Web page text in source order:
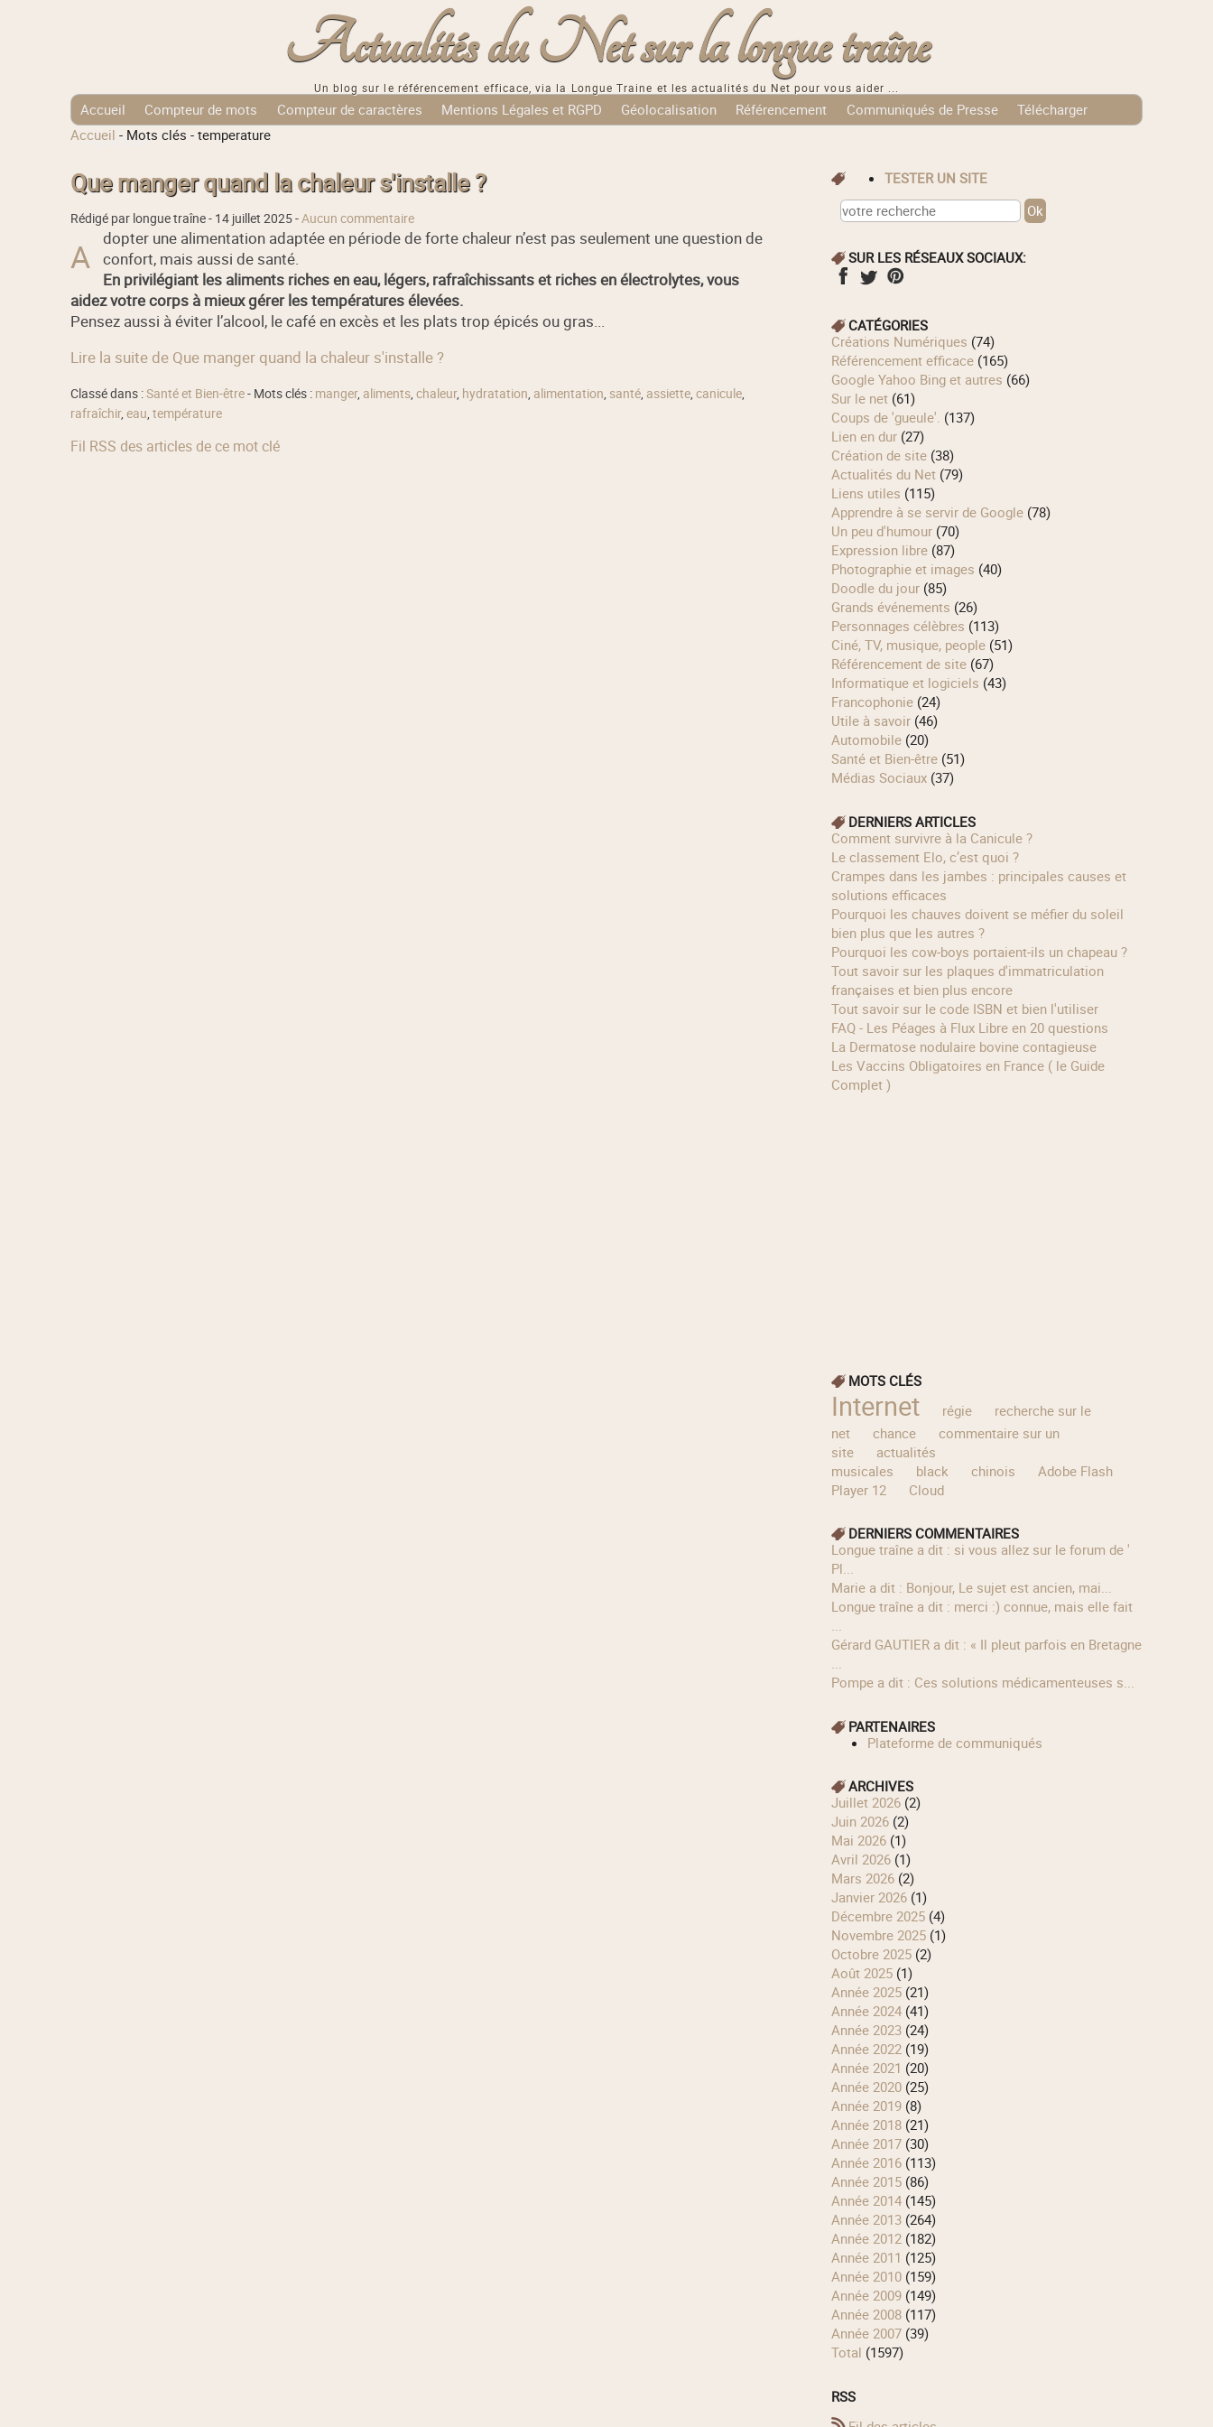
Actualités du Net sur la longue traîne
Un blog sur le référencement efficace, via la Longue Traine et les actualités du Net pour vous aider ...
Accueil Compteur de mots Compteur de caractères Mentions Légales et RGPD Géolocalisation Référencement Communiqués de Presse
Télécharger
Tags Cloud
Accueil - Mots clés - temperature
Que manger quand la chaleur s'installe ?
Rédigé par longue traîne - 14 juillet 2025-Aucun commentaire
A
dopter une alimentation adaptée en période de forte chaleur n’est pas seulement une question de
confort, mais aussi de santé.
En privilégiant les aliments riches en eau, légers, rafraîchissants et riches en électrolytes, vous
aidez votre corps à mieux gérer les températures élevées.
Pensez aussi à éviter l’alcool, le café en excès et les plats trop épicés ou gras...
Lire la suite de Que manger quand la chaleur s'installe ?
Classé dans :Santé et Bien-être- Mots clés : manger, aliments, chaleur, hydratation, alimentation, santé, assiette, canicule,
rafraîchir, eau, température
Fil RSS des articles de ce mot clé
TESTER UN SITE
SUR LES RÉSEAUX SOCIAUX:
CATÉGORIES
Créations Numériques (74)
Référencement efficace(165)
Google Yahoo Bing et autres (66)
Sur le net(61)
Coups de 'gueule'. (137)
Lien en dur(27)
Création de site(38)
Actualités du Net(79)
Liens utiles (115)
Apprendre à se servir de Google(78)
Un peu d'humour(70)
Expression libre(87)
Photographie et images (40)
Doodle du jour(85)
Grands événements (26)
Personnages célèbres (113)
Ciné, TV, musique, people(51)
Référencement de site(67)
Informatique et logiciels (43)
Francophonie(24)
Utile à savoir(46)
Automobile(20)
Santé et Bien-être(51)
Médias Sociaux(37)
DERNIERS ARTICLES
Comment survivre à la Canicule ?
Le classement Elo, c’est quoi ?
Crampes dans les jambes : principales causes et
solutions efficaces
Pourquoi les chauves doivent se méfier du soleil
bien plus que les autres ?
Pourquoi les cow‑boys portaient‑ils un chapeau ?
Tout savoir sur les plaques d'immatriculation
françaises et bien plus encore
Tout savoir sur le code ISBN et bien l'utiliser
FAQ - Les Péages à Flux Libre en 20 questions
La Dermatose nodulaire bovine contagieuse
Les Vaccins Obligatoires en France ( le Guide
Complet )
MOTS CLÉS
Internet régie
recherche sur le
net
chance
commentaire sur un
site
actualités
musicales
black chinois
Adobe Flash
Player 12
Cloud
DERNIERS COMMENTAIRES
longue traîne a dit : si vous allez sur le forum de '
Pl...
Marie a dit : Bonjour, Le sujet est ancien, mai...
longue traîne a dit : merci :) connue, mais elle fait
...
Gérard GAUTIER a dit : « Il pleut parfois en Bretagne
...
Pompe a dit : Ces solutions médicamenteuses s...
PARTENAIRES
Plateforme de communiqués
ARCHIVES
juillet 2026(2)
juin 2026(2)
mai 2026(1)
avril 2026(1)
mars 2026(2)
janvier 2026(1)
décembre 2025(4)
novembre 2025(1)
octobre 2025(2)
août 2025(1)
année 2025(21)
année 2024(41)
année 2023(24)
année 2022(19)
année 2021 (20)
année 2020(25)
année 2019(8)
année 2018(21)
année 2017(30)
année 2016(113)
année 2015(86)
année 2014(145)
année 2013(264)
année 2012(182)
année 2011 (125)
année 2010(159)
année 2009(149)
année 2008(117)
année 2007(39)
total (1597)
RSS